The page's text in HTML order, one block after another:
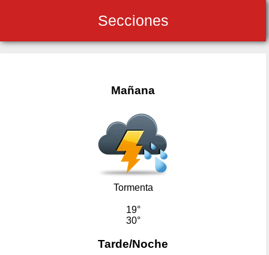
Secciones
Mañana
Tormenta
19°
30°
Tarde/Noche